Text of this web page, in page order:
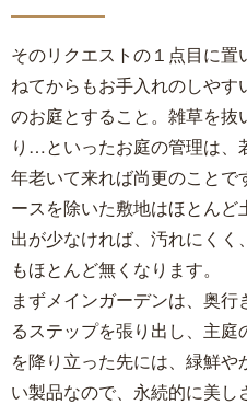
そのリクエストの１点目に
ねてからもお手入れのしや
のお庭とすること。雑草を抜
り…といったお庭の管理は、
年老いて来れば尚更のこと
ースを除いた敷地はほとん
出が少なければ、汚れにく
もほとんど無くなります。
まずメインガーデンは、奥
るステップを張り出し、主
を降り立った先には、緑鮮
い製品なので、永続的に美